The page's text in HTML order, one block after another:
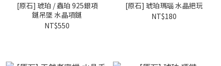
[原石] 琥珀 / 蟲珀 925銀項
鏈吊墜 水晶項鏈
NT$550
[原石] 琥珀瑪瑙 水晶把玩
NT$180